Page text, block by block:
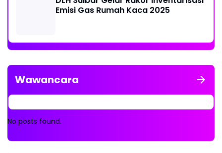
Emisi Gas Rumah Kaca 2025
Wawancara
No posts found.